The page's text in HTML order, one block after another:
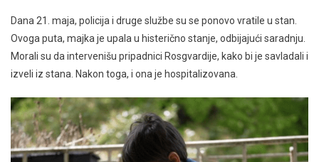
Dana 21. maja, policija i druge službe su se ponovo vratile u stan.
Ovoga puta, majka je upala u histerično stanje, odbijajući saradnju.
Morali su da intervenišu pripadnici Rosgvardije, kako bi je savladali i
izveli iz stana. Nakon toga, i ona je hospitalizovana.